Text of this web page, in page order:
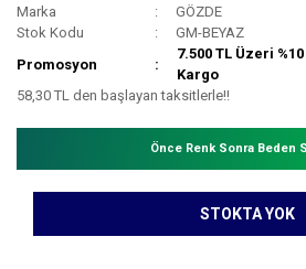
Marka
GÖZDE
Stok Kodu
GM-BEYAZ
Promosyon
7.500 TL Üzeri
Kargo
58,30 TL den başlayan taksitlerle!!
Önce Renk Sonra Beden
STOKTA YOK